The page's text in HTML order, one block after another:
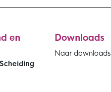
en
Downloads
Naar downloads